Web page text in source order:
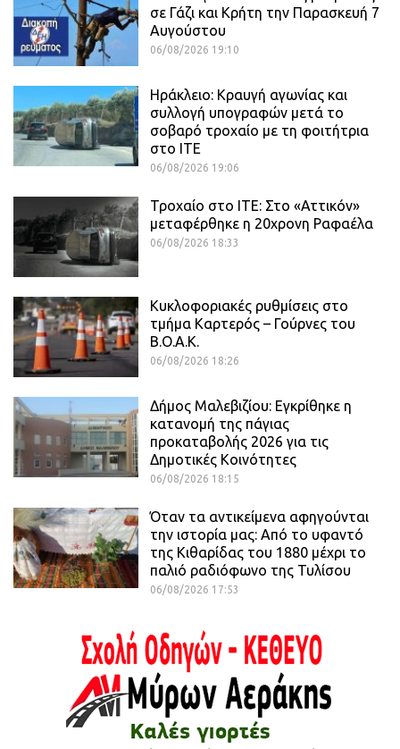
σε Γάζι και Κρήτη την Παρασκευή 7
Αυγούστου
06/08/2026 19:10
Ηράκλειο: Κραυγή αγωνίας και
συλλογή υπογραφών μετά το
σοβαρό τροχαίο με τη φοιτήτρια
στο ΙΤΕ
06/08/2026 19:06
Τροχαίο στο ΙΤΕ: Στο «Αττικόν»
μεταφέρθηκε η 20χρονη Ραφαέλα
06/08/2026 18:33
Κυκλοφοριακές ρυθμίσεις στο
τμήμα Καρτερός – Γούρνες του
Β.Ο.Α.Κ.
06/08/2026 18:26
Δήμος Μαλεβιζίου: Εγκρίθηκε η
κατανομή της πάγιας
προκαταβολής 2026 για τις
Δημοτικές Κοινότητες
06/08/2026 18:15
Όταν τα αντικείμενα αφηγούνται
την ιστορία μας: Από το υφαντό
της Κιθαρίδας του 1880 μέχρι το
παλιό ραδιόφωνο της Τυλίσου
06/08/2026 17:53